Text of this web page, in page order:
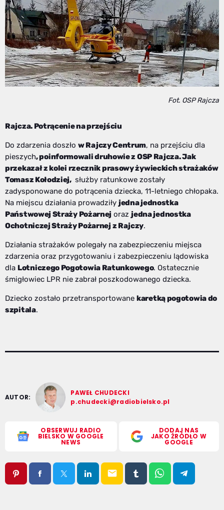
Fot. OSP Rajcza
Rajcza. Potrącenie na przejściu
Do zdarzenia doszło w Rajczy Centrum, na przejściu dla
pieszych, poinformowali druhowie z OSP Rajcza. Jak
przekazał z kolei rzecznik prasowy żywieckich strażaków
Tomasz Kołodziej, służby ratunkowe zostały
zadysponowane do potrącenia dziecka, 11-letniego chłopaka.
Na miejscu działania prowadziły jedna jednostka
Państwowej Straży Pożarnej oraz jedna jednostka
Ochotniczej Straży Pożarnej z Rajczy.
Działania strażaków polegały na zabezpieczeniu miejsca
zdarzenia oraz przygotowaniu i zabezpieczeniu lądowiska
dla Lotniczego Pogotowia Ratunkowego. Ostatecznie
śmigłowiec LPR nie zabrał poszkodowanego dziecka.
Dziecko zostało przetransportowane karetką pogotowia do
szpitala.
AUTOR:
PAWEŁ CHUDECKI
p.chudecki@radiobielsko.pl
OBSERWUJ RADIO
BIELSKO W GOOGLE
NEWS
DODAJ NAS
JAKO ŹRÓDŁO W
GOOGLE
email